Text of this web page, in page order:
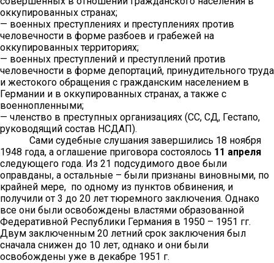
оккупированных странах;
— военных преступлениях и преступлениях против
человечности в форме разбоев и грабежей на
оккупированных территориях;
— военных преступлений и преступлений против
человечности в форме депортаций, принудительного труда
и жестокого обращения с гражданским населением в
Германии и в оккупированных странах, а также с
военнопленными;
— членство в преступных организациях (СС, СД, Гестапо,
руководящий состав НСДАП).
Сами судебные слушания завершились 18 ноября
1948 года, а оглашение приговора состоялось 11 апреля
следующего года. Из 21 подсудимого двое были
оправданы, а остальные – были признаны виновными, по
крайней мере, по одному из пунктов обвинения, и
получили от 3 до 20 лет тюремного заключения. Однако
все они были освобождены властями образованной
Федеративной Республики Германия в 1950 – 1951 гг.
Двум заключенным 20 летний срок заключения был
сначала снижен до 10 лет, однако и они были
освобождены уже в декабре 1951 г.